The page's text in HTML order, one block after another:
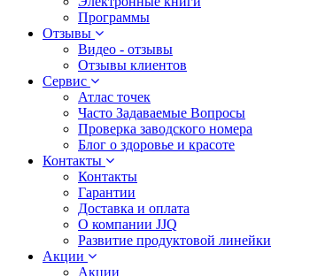
Программы
Отзывы
Видео - отзывы
Отзывы клиентов
Сервис
Атлас точек
Часто Задаваемые Вопросы
Проверка заводского номера
Блог о здоровье и красоте
Контакты
Контакты
Гарантии
Доставка и оплата
О компании JJQ
Развитие продуктовой линейки
Акции
Акции